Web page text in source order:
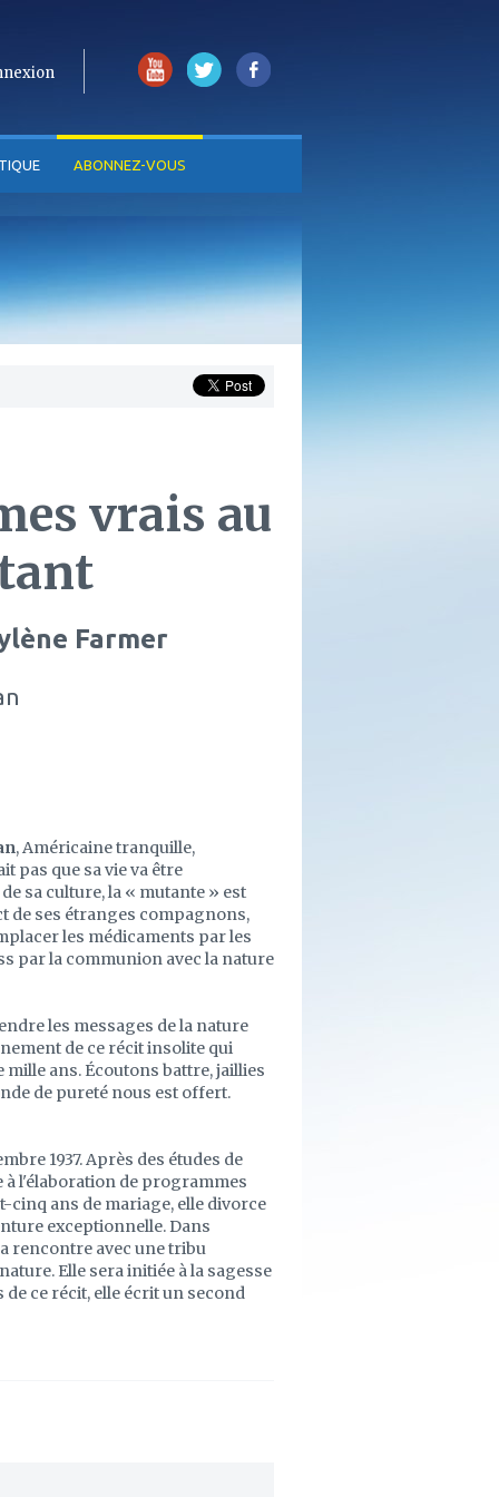
ABONNEZ-VOUS
vrais au
Farmer
, Américaine tranquille,
pas que sa vie va être
sa culture, la « mutante » est
de ses étranges compagnons,
les médicaments par les
par la communion avec la nature
les messages de la nature
de ce récit insolite qui
ans. Écoutons battre, jaillies
de pureté nous est offert.
1937. Après des études de
à l'élaboration de programmes
cinq ans de mariage, elle divorce
exceptionnelle. Dans
rencontre avec une tribu
Elle sera initiée à la sagesse
ce récit, elle écrit un second